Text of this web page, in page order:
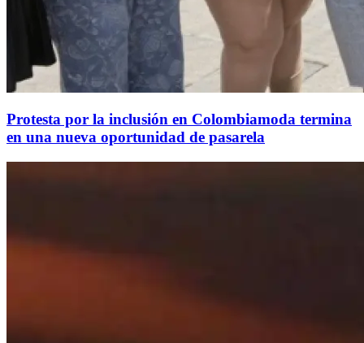
Protesta por la inclusión en Colombiamoda termina
en una nueva oportunidad de pasarela